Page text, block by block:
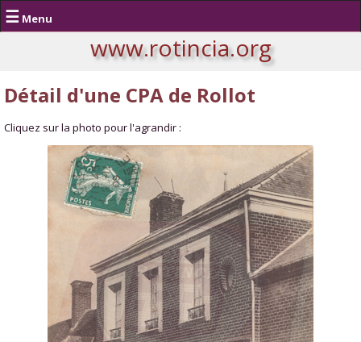
☰ Menu
www.rotincia.org
Détail d'une CPA de Rollot
Cliquez sur la photo pour l'agrandir :